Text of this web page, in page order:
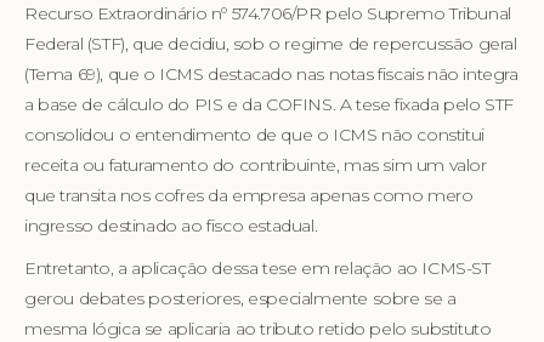
Recurso Extraordinário nº 574.706/PR pelo Supremo Tribunal
Federal (STF), que decidiu, sob o regime de repercussão geral
(Tema 69), que o ICMS destacado nas notas fiscais não integra
a base de cálculo do PIS e da COFINS. A tese fixada pelo STF
consolidou o entendimento de que o ICMS não constitui
receita ou faturamento do contribuinte, mas sim um valor
que transita nos cofres da empresa apenas como mero
ingresso destinado ao fisco estadual.
Entretanto, a aplicação dessa tese em relação ao ICMS-ST
gerou debates posteriores, especialmente sobre se a
mesma lógica se aplicaria ao tributo retido pelo substituto